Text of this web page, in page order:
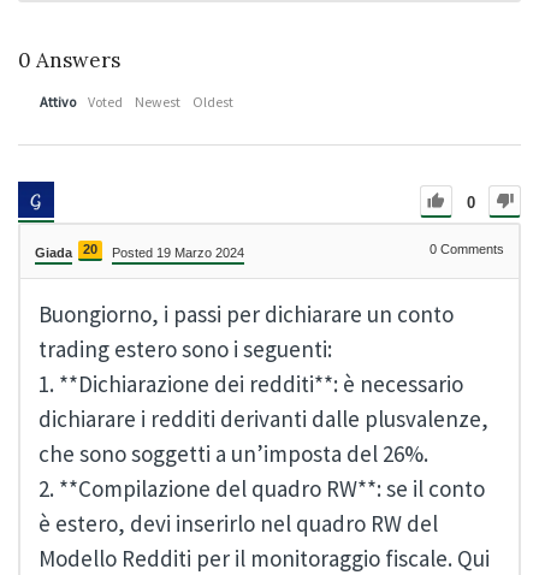
0 Answers
Attivo Voted Newest Oldest
0
Giada 20 Posted 19 Marzo 2024 0 Comments
Buongiorno, i passi per dichiarare un conto
trading estero sono i seguenti:
1. **Dichiarazione dei redditi**: è necessario
dichiarare i redditi derivanti dalle plusvalenze,
che sono soggetti a un’imposta del 26%.
2. **Compilazione del quadro RW**: se il conto
è estero, devi inserirlo nel quadro RW del
Modello Redditi per il monitoraggio fiscale. Qui